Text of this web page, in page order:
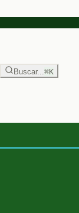
Buscar...⌘K